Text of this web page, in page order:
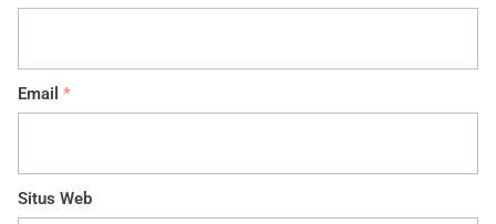
Email *
Situs Web